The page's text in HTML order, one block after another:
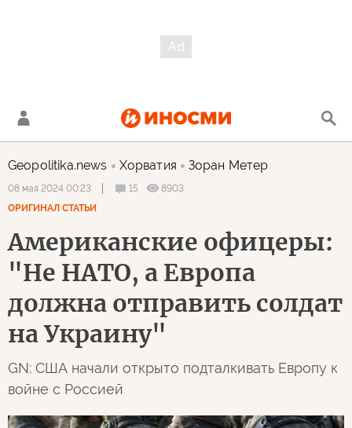
Geopolitika.news Хорватия Зоран Метер
08 мая 2024 00:23 15
8903
ОРИГИНАЛ СТАТЬИ
Американские офицеры:
"Не НАТО, а Европа
должна отправить солдат
на Украину"
GN: США начали открыто подталкивать Европу к
войне с Россией